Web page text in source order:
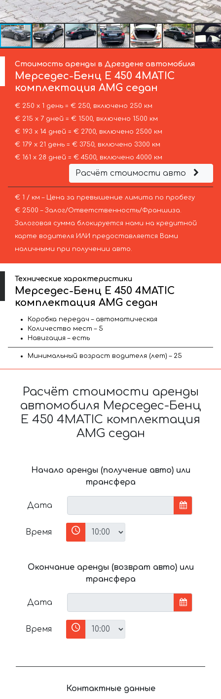
Стоимость аренды в Дрездене автомобиля
Мерседес-Бенц E 450 4MATIC
комплектация AMG седан
€ 250 х 1 день = € 250, включено 250 км
€ 215 х 7 дней = € 1500, включено 1500 км
€ 193 х 14 дней = € 2700, включено 2500 км
€ 179 х 21 день = € 3750, включено 3300 км
€ 161 х 28 дней = € 4500, включено 4000 км
Расчёт стоимости авто
€ 1 / км – Цена за превышение лимита по пробегу
€ 2500 – Залог/Ответственность/Франшиза.
Залоговая сумма блокируется нами на кредитной
карте водителя ИЛИ предоставляется Вами
наличными при получении авто.
Технические характеристики
Мерседес-Бенц E 450 4MATIC
комплектация AMG седан
Коробка передач – автоматическая
Количество мест – 5
Навигация – есть
Минимальный возраст водителя (лет) – 25
Расчёт стоимости аренды
автомобиля Мерседес-Бенц
E 450 4MATIC комплектация
AMG седан
Начало аренды (получение авто) или
трансфера
Дата
Время
Окончание аренды (возврат авто) или
трансфера
Дата
Время
Контактные данные